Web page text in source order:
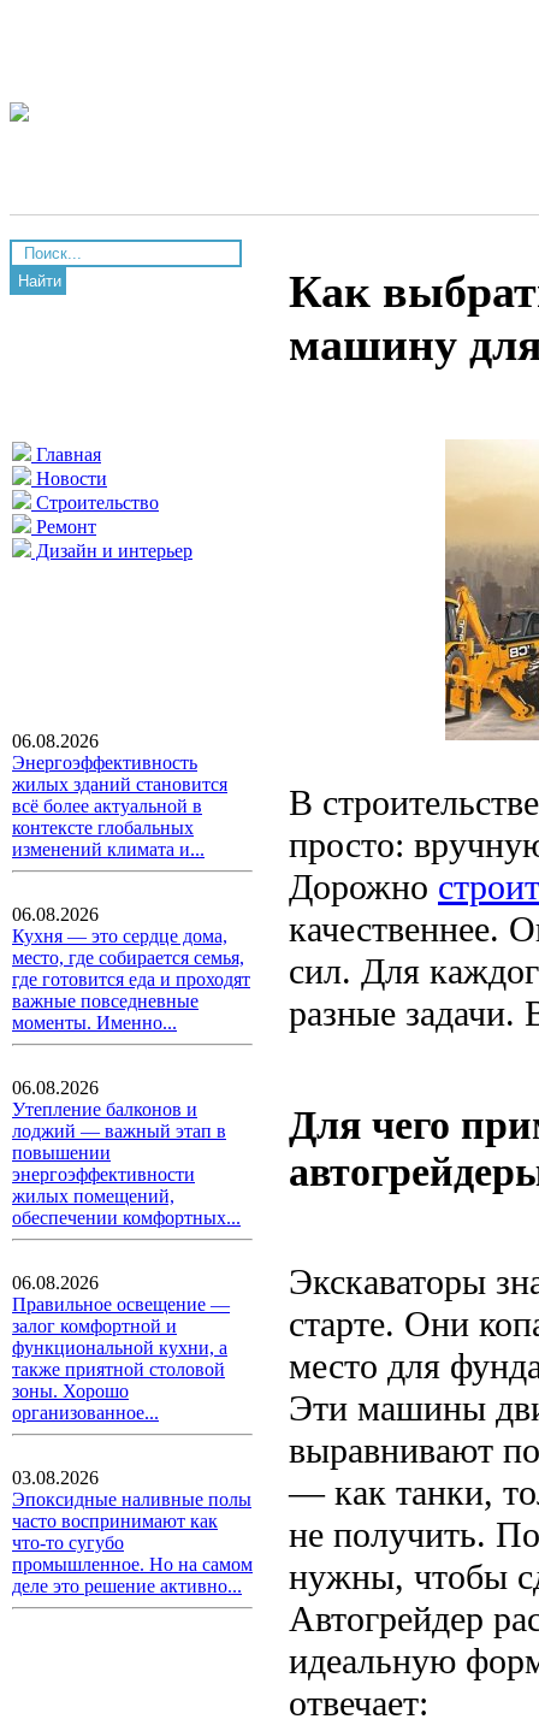
Найти
Главная
Новости
Строительство
Ремонт
Дизайн и интерьер
06.08.2026
Энергоэффективность
жилых зданий становится
всё более актуальной в
контексте глобальных
изменений климата и...
06.08.2026
Кухня — это сердце дома,
место, где собирается семья,
где готовится еда и проходят
важные повседневные
моменты. Именно...
06.08.2026
Утепление балконов и
лоджий — важный этап в
повышении
энергоэффективности
жилых помещений,
обеспечении комфортных...
06.08.2026
Правильное освещение —
залог комфортной и
функциональной кухни, а
также приятной столовой
зоны. Хорошо
организованное...
03.08.2026
Эпоксидные наливные полы
часто воспринимают как
что-то сугубо
промышленное. Но на самом
деле это решение активно...
Как
машину
В
просто:
Дорожно
качественнее.
сил. Для
разные задачи.
Для чего
Экскаваторы
старте. Они
место для
Эти машины
выравнивают
— как танки,
не получить.
нужны, чтобы
Автогрейдер
идеальную
отвечает: